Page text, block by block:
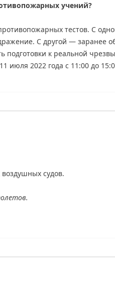
учений?
тестов. С
С другой — заранее
подготовки к реальной
июля 2022 года с 11:00 до
комфортом гостей и
судов.